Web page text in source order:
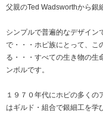
父親のTed Wadsworthから銀
シンプルで普遍的なデザイン
で・・・ホピ族にとって、こ
る・・・すべての生き物の生
ンボルです。
１９７０年代にホピの多く
はギルド・組合で銀細工を学